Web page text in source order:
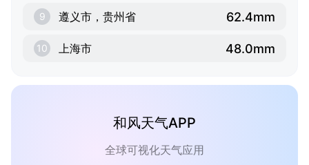
9 遵义市，贵州省 62.4mm
10 上海市 48.0mm
和风天气APP
全球可视化天气应用